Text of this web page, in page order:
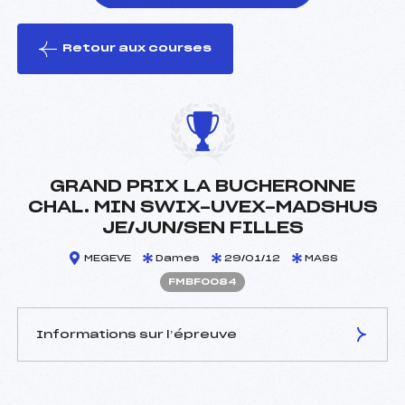
le ski
Retour aux courses
GRAND PRIX LA BUCHERONNE
CHAL. MIN SWIX-UVEX-MADSHUS
JE/JUN/SEN FILLES
MEGEVE Dames 29/01/12 MASS
FMBF0084
Informations sur l’épreuve